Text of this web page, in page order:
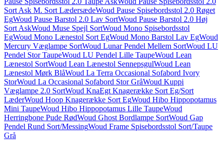
Sort Ask M. Sort LædersædeWoud Pause Spisebordsstol 2.0 Røget
EgWoud Pause Barstol 2.0 Lav SortWoud Pause Barstol 2.0 Høj
Sort AskWoud Muse Spejl SortWoud Mono Spisebordsstol
EgWoud Mono Lænestol Sort EgWoud Mono Barstol Lav EgWoud
Mercury Væglampe SortWoud Lunar Pendel Mellem SortWoud LU
Pendel Stor TaupeWoud LU Pendel Lille TaupeWoud Lean
Lænestol SortWoud Lean Lænestol SennepsgulWoud Lean
Lænestol Mørk BlåWoud La Terra Occasional Sofabord Ivory
StorWoud La Occasional Sofabord Stor GråWoud Kuppi
Væglampe 2.0 SortWoud KnaEgt Knagerække Sort Eg/Sort
LæderWoud Hoop Knagerække Sort EgWoud Hibo Hippopotamus
Mini TaupeWoud Hibo Hippopotamus Lille TaupeWoud
Herringbone Pude RødWoud Ghost Bordlampe SortWoud Gap
Pendel Rund Sort/MessingWoud Frame Spisebordsstol Sort/Taupe
Grå